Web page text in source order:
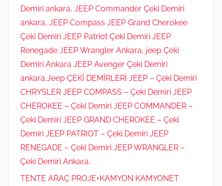
Demiri ankara, JEEP Commander Çeki Demiri
ankara, JEEP Compass JEEP Grand Cherokee
Çeki Demiri JEEP Patriot Çeki Demiri JEEP
Renegade JEEP Wrangler Ankara, jeep Çeki
Demiri Ankara JEEP Avenger Çeki Demiri
ankara,Jeep ÇEKİ DEMİRLERİ JEEP – Çeki Demiri
CHRYSLER JEEP COMPASS – Çeki Demiri JEEP
CHEROKEE – Çeki Demiri JEEP COMMANDER –
Çeki Demiri JEEP GRAND CHEROKEE – Çeki
Demiri JEEP PATRIOT – Çeki Demiri JEEP
RENEGADE – Çeki Demiri JEEP WRANGLER –
Çeki Demiri Ankara,
TENTE ARAÇ PROJE+KAMYON KAMYONET